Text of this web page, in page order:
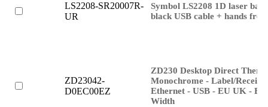
LS2208-SR20007R-
UR
Symbol LS2208 1D laser
black USB cable + hands free
ZD23042-
D0EC00EZ
ZD230 Desktop Direct
Monochrome - Label/
Ethernet - USB - EU UK -
Width